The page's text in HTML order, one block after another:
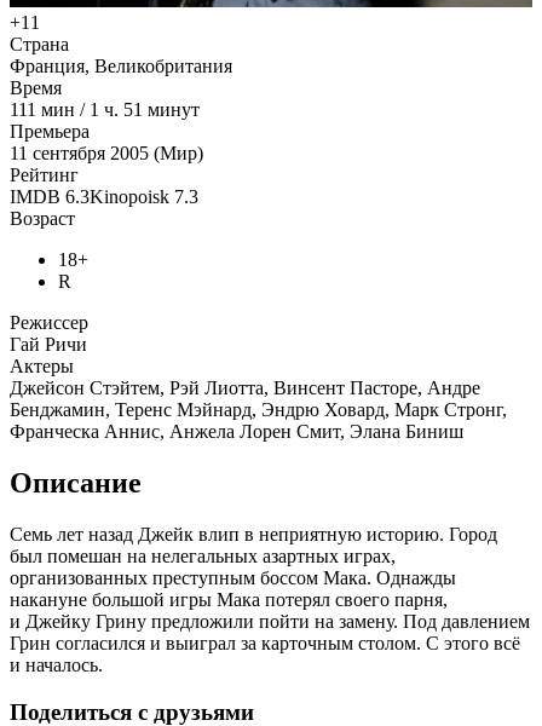
+11
Страна
Франция, Великобритания
Время
111 мин / 1 ч. 51 минут
Премьера
11 сентября 2005 (Мир)
Рейтинг
IMDB 6.3Kinopoisk 7.3
Возраст
18+
R
Режиссер
Гай Ричи
Актеры
Джейсон Стэйтем, Рэй Лиотта, Винсент Пасторе, Андре
Бенджамин, Теренс Мэйнард, Эндрю Ховард, Марк Стронг,
Франческа Аннис, Анжела Лорен Смит, Элана Биниш
Описание
Семь лет назад Джейк влип в неприятную историю. Город
был помешан на нелегальных азартных играх,
организованных преступным боссом Мака. Однажды
накануне большой игры Мака потерял своего парня,
и Джейку Грину предложили пойти на замену. Под давлением
Грин согласился и выиграл за карточным столом. С этого всё
и началось.
Поделиться с друзьями